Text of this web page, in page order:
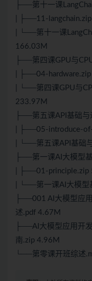
├──第十一课
| ├──11-
| └──第十一课
166.03M
├──第四课GPU与
| ├──04-
| └──第四课GPU与
233.97M
├──第五课API基础与
| ├──05-introduce-
| └──第五课API基础
├──第一课AI大模型
| ├──01-principle.zip
| └──第一课AI大模
├──001 AI大模型应
述.pdf 4.67M
├──AI大模型应用开
南.zip 4.96M
└──第零课开班综述